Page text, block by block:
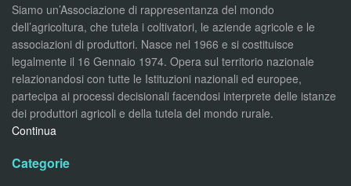
Siamo un’Associazione di rappresentanza del mondo
dell’agricoltura, che tutela i coltivatori, le aziende agricole e le
associazioni di produttori. Nasce nel 1966 e si costituisce
legalmente il 16 Gennaio 1974. Opera sul territorio nazionale
relazionandosi con tutte le Istituzioni nazionali ed europee,
partecipa ai processi decisionali facendosi interprete delle istanze
dei produttori agricoli e della tutela del mondo rurale.
Continua
Categorie